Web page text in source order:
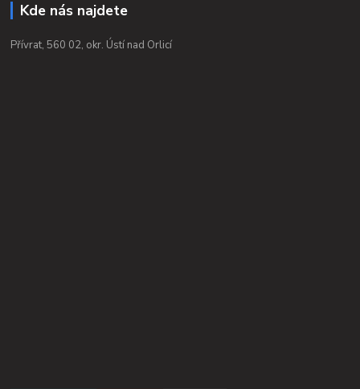
Kde nás najdete
Přívrat, 560 02, okr. Ústí nad Orlicí